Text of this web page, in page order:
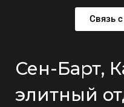
Связь
Сен-Барт,
элитный